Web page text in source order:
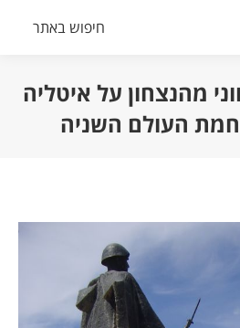
Search:
חיפוש באתר
מהנצחון על איטליה
העולם השניה